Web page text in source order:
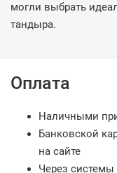
могли выбрать
тандыра.
Оплата
Наличными
Банковской
на сайте
Через системы